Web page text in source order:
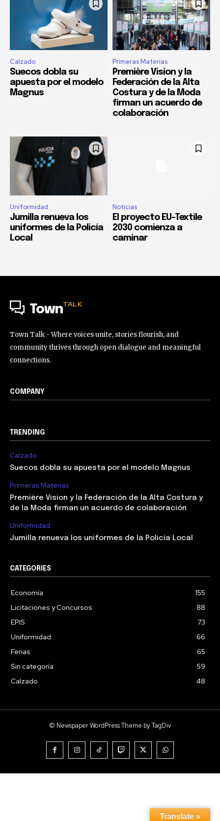
Calzado
Suecos dobla su
apuesta por el modelo
Magnus
Primeras Materias
Première Vision y la
Federación de la Alta
Costura y de la Moda
firman un acuerdo de
colaboración
Uniformidad
Jumilla renueva los
uniformes de la Policía
Local
Noticias
El proyecto EU-Textile
2030 comienza a
caminar
TownTALK
Town Talk - Where voices unite, stories flourish, and
community thrives through open dialogue and meaningful
connections.
COMPANY
TRENDING
Calzado
Suecos dobla su apuesta por el modelo Magnus
Primeras Materias
Première Vision y la Federación de la Alta Costura y
de la Moda firman un acuerdo de colaboración
Uniformidad
Jumilla renueva los uniformes de la Policía Local
CATEGORIES
Economía
155
Licitaciones y Concursos
88
EPIS
73
Uniformidad
66
Ferias
65
Sin categoría
59
Calzado
48
© Newspaper WordPress Theme by TagDiv
Translate »